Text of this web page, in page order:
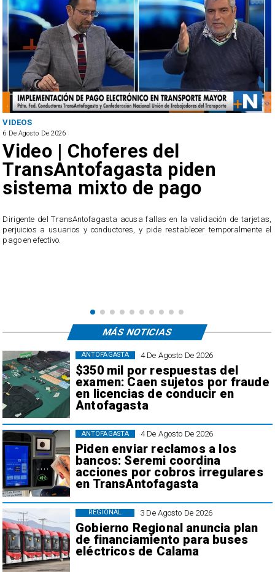
VIDEOS
6 De Agosto De 2026
Video | Choferes del
TransAntofagasta piden
sistema mixto de pago
​Dirigente del TransAntofagasta acusa fallas en la validación de tarjetas,
perjuicios a usuarios y conductores, y pide restablecer temporalmente el
pago en efectivo.
4 De Agosto De 2026
$350 mil por respuestas del
examen: Caen sujetos por fraude
en licencias de conducir en
Antofagasta
ANTOFAGASTA
4 De Agosto De 2026
Piden enviar reclamos a los
bancos: Seremi coordina
acciones por cobros irregulares
en TransAntofagasta
ANTOFAGASTA
3 De Agosto De 2026
Gobierno Regional anuncia plan
de financiamiento para buses
eléctricos de Calama
REGIONAL
MÁS NOTICIAS